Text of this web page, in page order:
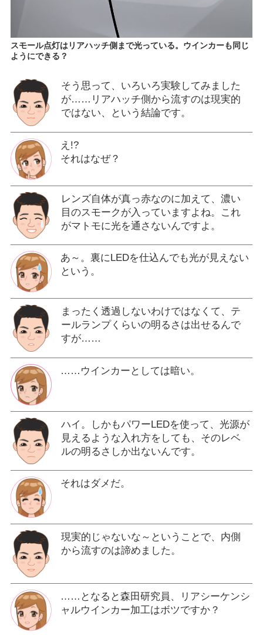
スモール点灯はリアハッチ側まで光っている。ウインカーも同じ
ようにできる？
そう思って、いろいろ実験してみました
が……リアハッチ側から流すのは現実的
ではない、という結論です。
え!?
それはなぜ？
レンズ自体が真っ赤なのに加えて、濃い
目のスモークが入っていますよね。これ
がマトモに光を通さないんですよ。
あ～。裏にLEDを仕込んでも光が見えない
という。
まったく透過しないわけではなくて、テ
ールランプくらいの明るさは出せるんで
すが……
……ウインカーとしては暗い。
ハイ。しかもパワーLEDを使って、光源が
見えるような入れ方をしても、そのレベ
ルの明るさしか出ないんです。
それはダメだ。
現実的じゃないな～ということで、内側
から流すのは諦めました。
……となると森田研究員、リアシーケンシ
ャルウインカー加工はボツですか？